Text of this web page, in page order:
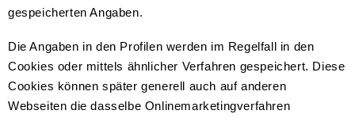
gespeicherten Angaben.
Die Angaben in den Profilen werden im Regelfall in den
Cookies oder mittels ähnlicher Verfahren gespeichert. Diese
Cookies können später generell auch auf anderen
Webseiten die dasselbe Onlinemarketingverfahren